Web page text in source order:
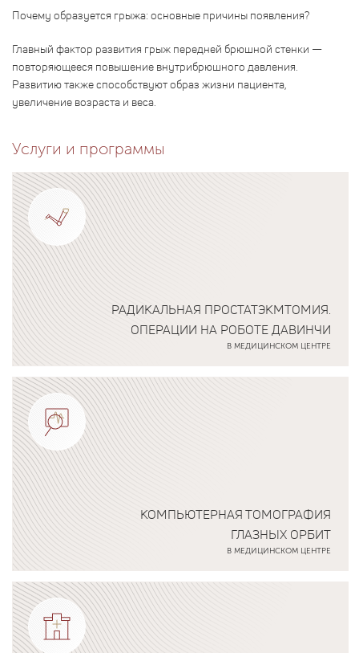
Почему образуется грыжа: основные причины появления?
Главный фактор развития грыж передней брюшной стенки —
повторяющееся повышение внутрибрюшного давления.
Развитию также способствуют образ жизни пациента,
увеличение возраста и веса.
Услуги и программы
РАДИКАЛЬНАЯ ПРОСТАТЭКМТОМИЯ.
ОПЕРАЦИИ НА РОБОТЕ ДАВИНЧИ
В МЕДИЦИНСКОМ ЦЕНТРЕ
Подробнее о программе
КОМПЬЮТЕРНАЯ ТОМОГРАФИЯ
ГЛАЗНЫХ ОРБИТ
В МЕДИЦИНСКОМ ЦЕНТРЕ
Подробнее о программе